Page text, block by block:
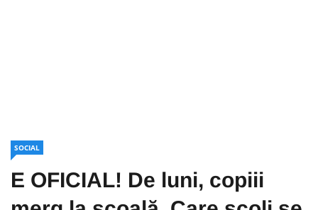
SOCIAL
E OFICIAL! De luni, copiii